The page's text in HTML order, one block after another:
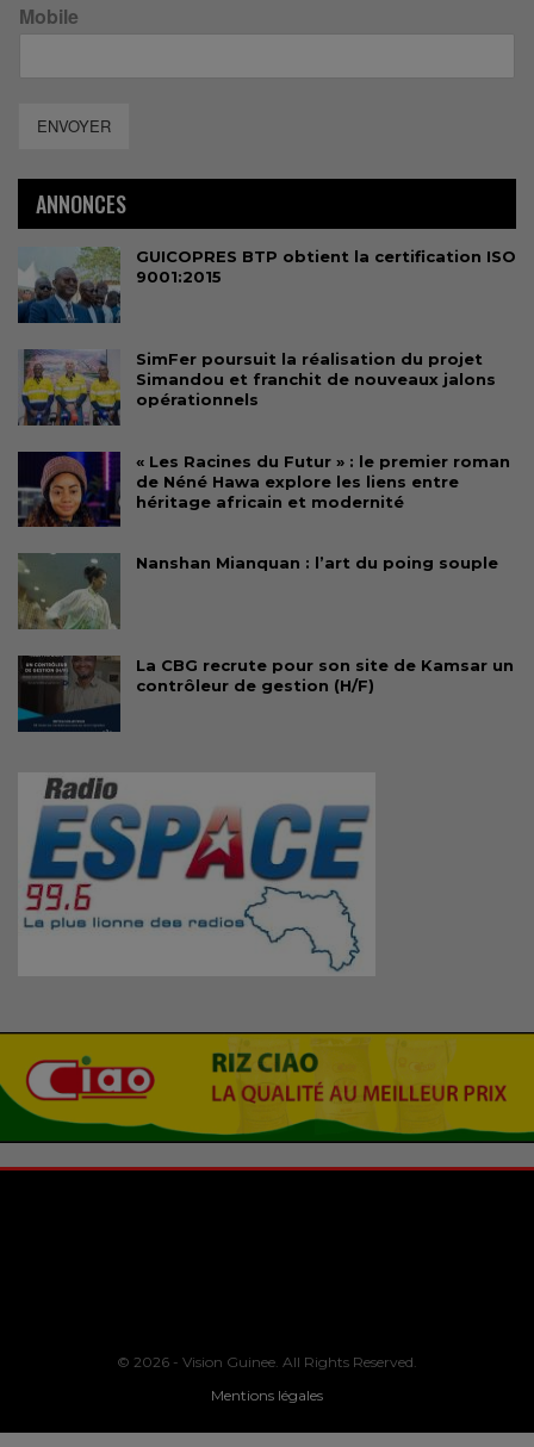
Mobile
ENVOYER
ANNONCES
GUICOPRES BTP obtient la certification ISO
9001:2015
SimFer poursuit la réalisation du projet
Simandou et franchit de nouveaux jalons
opérationnels
« Les Racines du Futur » : le premier roman
de Néné Hawa explore les liens entre
héritage africain et modernité
Nanshan Mianquan : l’art du poing souple
La CBG recrute pour son site de Kamsar un
contrôleur de gestion (H/F)
© 2026 - Vision Guinee. All Rights Reserved.
Mentions légales